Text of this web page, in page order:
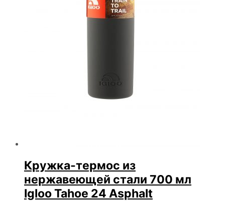
Кружка-термос из
нержавеющей стали 700 мл
Igloo Tahoe 24 Asphalt